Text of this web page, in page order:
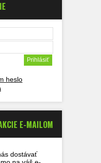
heslo
E-MAILOM
dostávať